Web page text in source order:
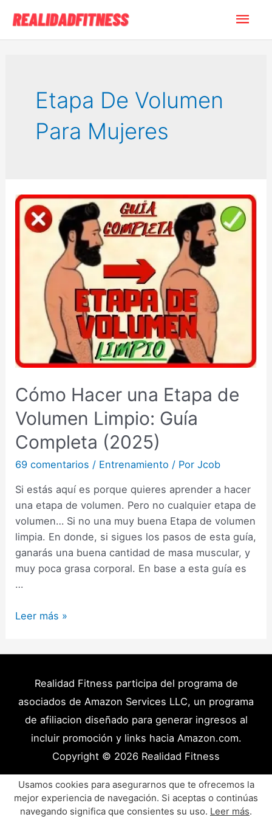
contenido
Etapa De Volumen
Para Mujeres
Cómo Hacer una Etapa de
Volumen Limpio: Guía
Completa (2025)
69 comentarios / Entrenamiento / PorJcob
Si estás aquí es porque quieres aprender a hacer
una etapa de volumen. Pero no cualquier etapa de
volumen… Si no una muy buena Etapa de volumen
limpia. En donde, si sigues los pasos de esta guía,
ganarás una buena cantidad de masa muscular, y
muy poca grasa corporal. En base a esta guía es
…
Cómo
Volumen
Guía
Completa
Leer más »
Realidad Fitness participa del programa de
asociados de Amazon Services LLC, un programa
de afiliacion diseñado para generar ingresos al
incluir promoción y links hacia Amazon.com.
Copyright © 2026 Realidad Fitness
Políticas de Privacidad – Términos y Condiciones
Disclaimer Médico
Contacto
Artículos
Usamos cookies para asegurarnos que te ofrecemos la
mejor experiencia de navegación. Si aceptas o continúas
navegando significa que consientes su uso. Leer más.